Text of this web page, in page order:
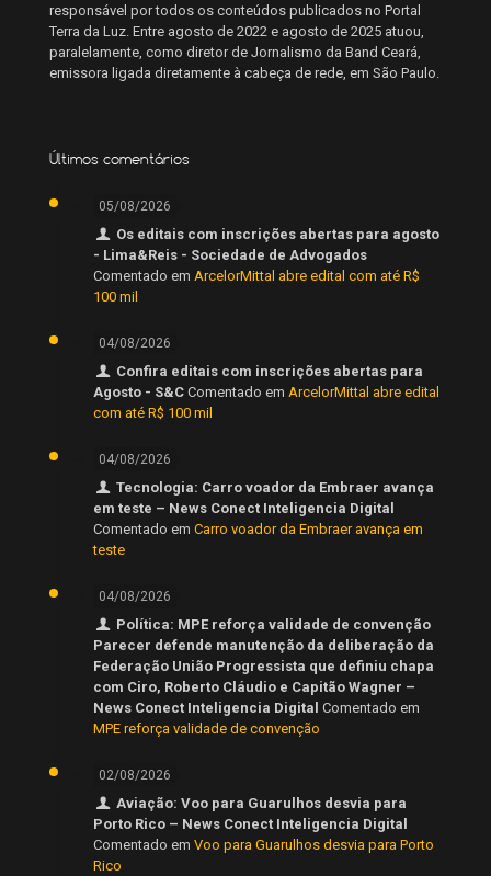
responsável por todos os conteúdos publicados no Portal
Terra da Luz. Entre agosto de 2022 e agosto de 2025 atuou,
paralelamente, como diretor de Jornalismo da Band Ceará,
emissora ligada diretamente à cabeça de rede, em São Paulo.
Últimos comentários
05/08/2026
Os editais com inscrições abertas para agosto
- Lima&Reis - Sociedade de Advogados
Comentado em ArcelorMittal abre edital com até R$
100 mil
04/08/2026
Confira editais com inscrições abertas para
Agosto - S&C Comentado em ArcelorMittal abre edital
com até R$ 100 mil
04/08/2026
Tecnologia: Carro voador da Embraer avança
em teste – News Conect Inteligencia Digital
Comentado em Carro voador da Embraer avança em
teste
04/08/2026
Política: MPE reforça validade de convenção
Parecer defende manutenção da deliberação da
Federação União Progressista que definiu chapa
com Ciro, Roberto Cláudio e Capitão Wagner –
News Conect Inteligencia Digital Comentado em
MPE reforça validade de convenção
02/08/2026
Aviação: Voo para Guarulhos desvia para
Porto Rico – News Conect Inteligencia Digital
Comentado em Voo para Guarulhos desvia para Porto
Rico